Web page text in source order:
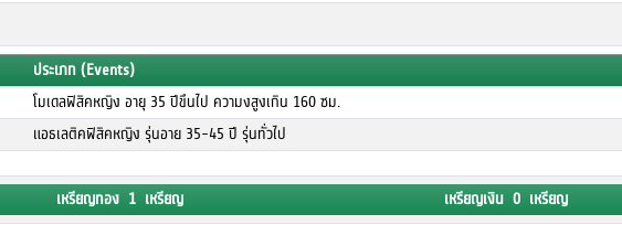
ประเภท (Events)
โมเดลฟิสิคหญิง อายุ 35 ปีขึนไป ความงสูงเกิน 160 ซม.
แอธเลติคฟิสิคหญิง รุ่นอาย 35-45 ปี รุ่นทั่วไป
เหรียญทอง 1 เหรียญ เหรียญเงิน 0 เหรียญ